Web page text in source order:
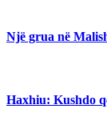
Një grua në
Haxhiu: Kushdo